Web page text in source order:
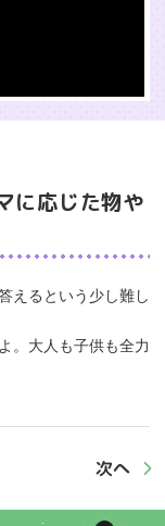
に応じた物や
えるという少し難し
。大人も子供も全力
次へ